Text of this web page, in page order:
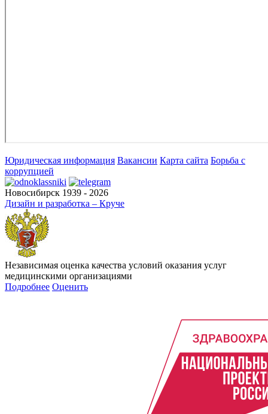
Юридическая информация Вакансии Карта сайта Борьба с
коррупцией
Новосибирск 1939 - 2026
Дизайн и разработка – Круче
Независимая оценка качества условий оказания услуг
медицинскими организациями
Подробнее Оценить